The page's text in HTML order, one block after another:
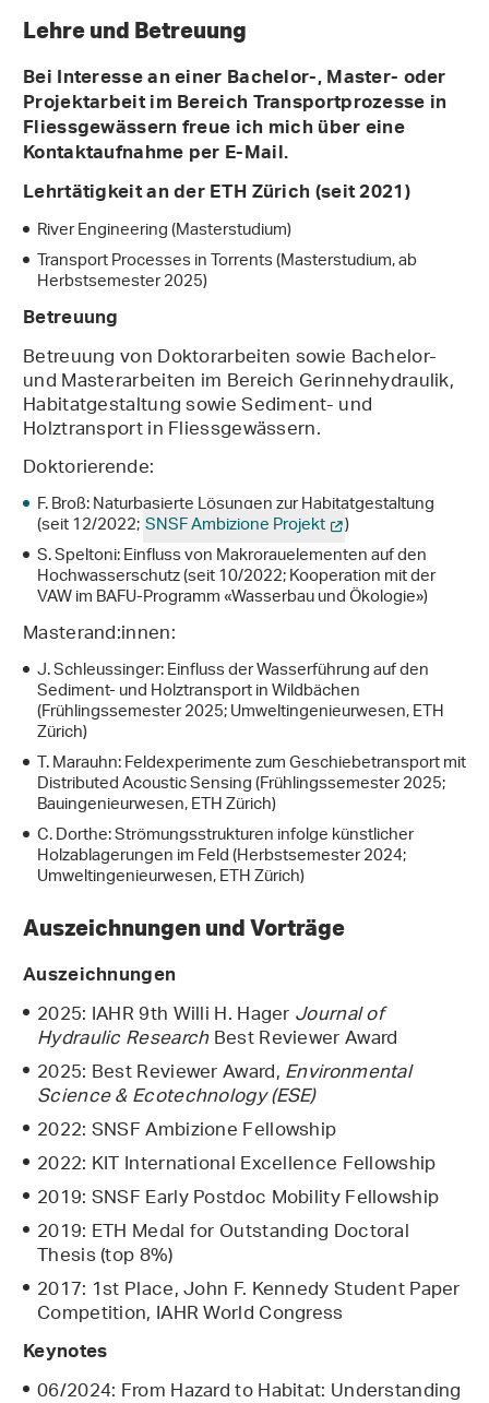
Lehre und Betreuung
Bei Interesse an einer Bachelor-, Master- oder
Projektarbeit im Bereich Transportprozesse in
Fliessgewässern freue ich mich über eine
Kontaktaufnahme per E-Mail.
Lehrtätigkeit an der ETH Zürich (seit 2021)
River Engineering (Masterstudium)
Transport Processes in Torrents (Masterstudium, ab
Herbstsemester 2025)
Betreuung
Betreuung von Doktorarbeiten sowie Bachelor-
und Masterarbeiten im Bereich Gerinnehydraulik,
Habitatgestaltung sowie Sediment- und
Holztransport in Fliessgewässern.
Doktorierende:
F. Broß: Naturbasierte Lösungen zur Habitatgestaltung
(seit 12/2022;SNSF Ambizione Projekt )
S. Speltoni: Einfluss von Makrorauelementen auf den
Hochwasserschutz (seit 10/2022; Kooperation mit der
VAW im BAFU-Programm «Wasserbau und Ökologie»)
Masterand:innen:
J. Schleussinger: Einfluss der Wasserführung auf den
Sediment- und Holztransport in Wildbächen
(Frühlingssemester 2025; Umweltingenieurwesen, ETH
Zürich)
T. Marauhn: Feldexperimente zum Geschiebetransport mit
Distributed Acoustic Sensing (Frühlingssemester 2025;
Bauingenieurwesen, ETH Zürich)
C. Dorthe: Strömungsstrukturen infolge künstlicher
Holzablagerungen im Feld (Herbstsemester 2024;
Umweltingenieurwesen, ETH Zürich)
Auszeichnungen und Vorträge
Auszeichnungen
2025: IAHR 9th Willi H. HagerJournal of
Hydraulic ResearchBest Reviewer Award
2025: Best Reviewer Award,Environmental
Science & Ecotechnology (ESE)
2022: SNSF Ambizione Fellowship
2022: KIT International Excellence Fellowship
2019: SNSF Early Postdoc Mobility Fellowship
2019: ETH Medal for Outstanding Doctoral
Thesis (top 8%)
2017: 1st Place, John F. Kennedy Student Paper
Competition, IAHR World Congress
Keynotes
06/2024: From Hazard to Habitat: Understanding